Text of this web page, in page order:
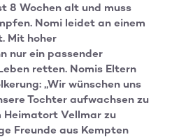
8 Wochen alt und muss
Nomi leidet an einem
Mit hoher
nur ein passender
retten. Nomis Eltern
„Wir wünschen uns
Tochter aufwachsen zu
Heimatort Vellmar zu
Freunde aus Kempten